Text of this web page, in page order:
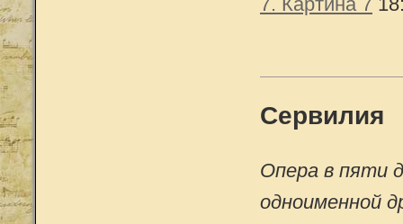
Сервилия
Опера в пяти
одноименной